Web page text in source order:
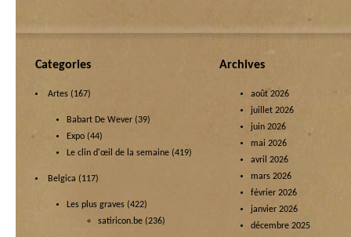
Categories
Artes (167)
Babart De Wever (39)
Expo (44)
Le clin d'œil de la semaine (419)
Belgica (117)
Les plus graves (422)
satiricon.be (236)
Archives
août 2026
juillet 2026
juin 2026
mai 2026
avril 2026
mars 2026
février 2026
janvier 2026
décembre 2025